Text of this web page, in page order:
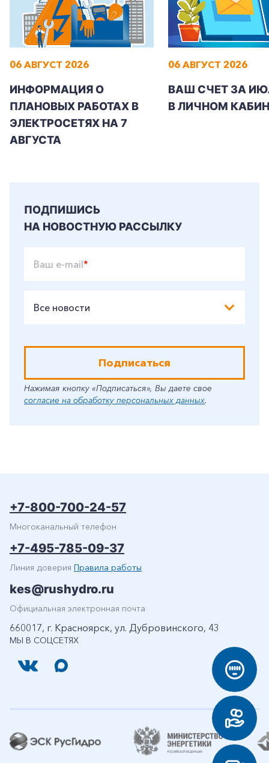
06 АВГУСТ 2026
ИНФОРМАЦИЯ О
ПЛАНОВЫХ РАБОТАХ В
ЭЛЕКТРОСЕТЯХ НА 7
АВГУСТА
06 АВГУСТ 2026
ВАШ СЧЕТ ЗА
В ЛИЧНОМ
ПОДПИШИСЬ
НА НОВОСТНУЮ РАССЫЛКУ
Ваш e-mail*
Все новости
Подписаться
Нажимая кнопку «Подписаться», Вы даете свое
согласие на обработку персональных данных.
МЫ В СОЦСЕТЯХ
+7-800-700-24-57
Многоканальный телефон
+7-495-785-09-37
Линия доверия Правила работы
kes@rushydro.ru
Официальная электронная почта
660017, г. Красноярск, ул. Дубровинского, 43